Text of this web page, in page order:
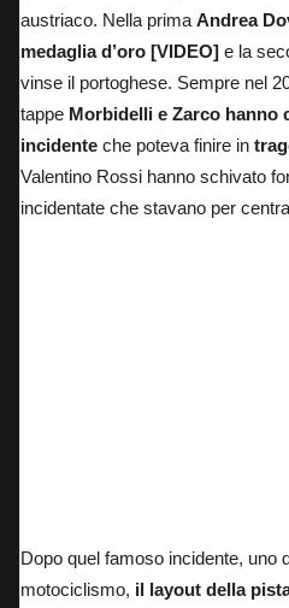
austriaco. Nella prima Andrea
medaglia d’oro [VIDEO] e la
vinse il portoghese. Sempre nel
tappe Morbidelli e Zarco hanno
incidente che poteva finire in
Valentino Rossi hanno schivato
incidentate che stavano per
Dopo quel famoso incidente, uno
motociclismo, il layout della